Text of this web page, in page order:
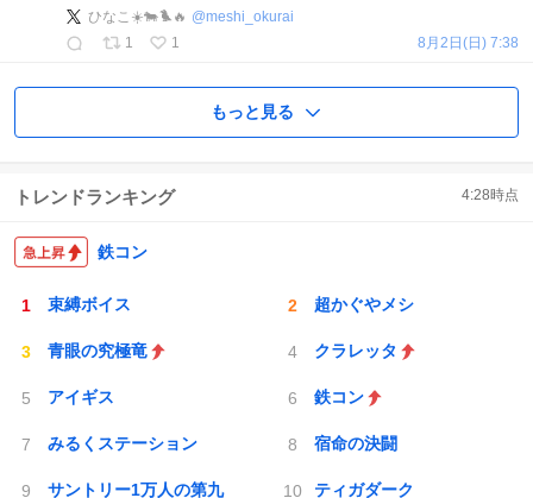
ひなこ☀️🐄🐦‍🔥 @meshi_okurai
1
1 8月2日(日) 7:38
もっと見る
トレンドランキング 4:28時点
鉄コン
束縛ボイス 超かぐやメシ
青眼の究極竜 クラレッタ
アイギス 鉄コン
みるくステーション 宿命の決闘
サントリー1万人の第九 ティガダーク